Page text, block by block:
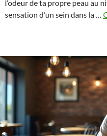
l’odeur de ta propre peau au
sensation d’un sein dans la …